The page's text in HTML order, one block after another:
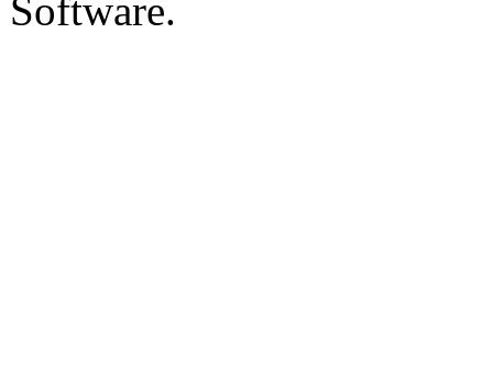
Software.